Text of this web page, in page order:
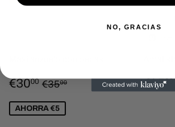
PRECIO
VENTA
€3000 €30,00
PRECIO HABITUAL
€3500€35,00
AHORRA €5
€4500
NO, GRACIAS